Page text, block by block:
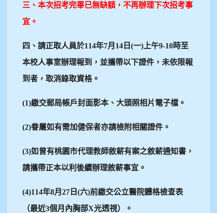
三、本次招考完畢已無缺額，不再辦理下次招考事
宜。
四、請正取人員於114年7月14日(一)上午9-10時至
本校人事室辦理報到，並攜帶以下證件，未依限報
到者，取消錄取資格。
(1)繳交郵局帳戶封面影本、大頭照相片電子檔。
(2)眷屬如有需加健保者亦請檢附相關證件。
(3)如曾有桃園市代理教師敘薪有案之敘薪通知書，
請攜帶正本以利後續辦理敘薪事宜。
(4)114年8月27日(六)前繳交公立醫院體格檢查表
（最近3個月內胸部X光透視）。